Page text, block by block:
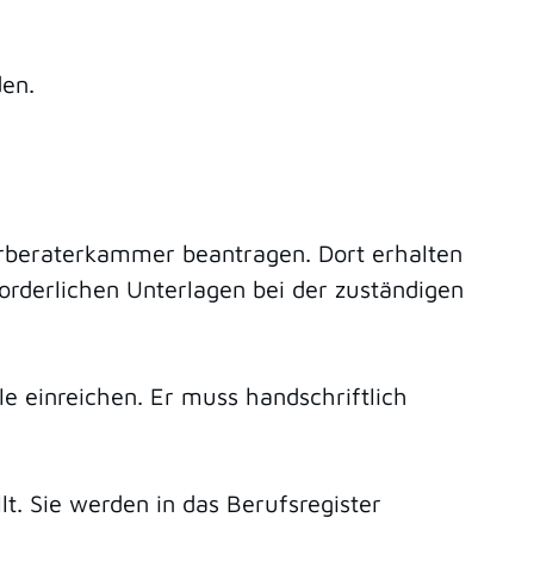
beantragen. Dort erhalten
Unterlagen bei der zuständigen
einreichen. Er muss handschriftlich
Sie werden in das Berufsregister